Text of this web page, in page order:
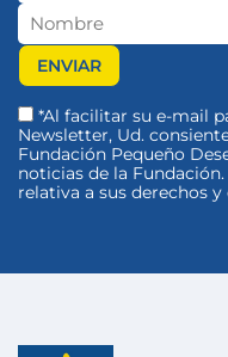
*Al facilitar su e-mail
Newsletter, Ud.
Fundación Pequeño
noticias de la
relativa a sus derechos